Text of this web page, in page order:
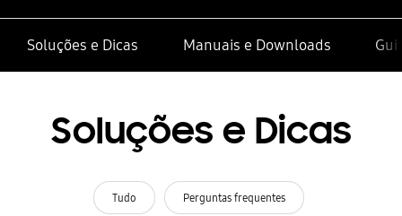
Soluções e Dicas Manuais e Downloads
Soluções e Dicas
Tudo Perguntas frequentes